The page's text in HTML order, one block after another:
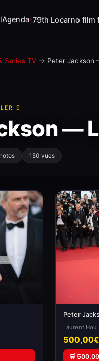
Agenda 79th Locarno film
Series TV → Peter Jackson
—
150 vues
Peter
Laurent Hou
500,00€
🛒